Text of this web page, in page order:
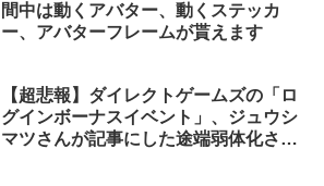
間中は動くアバター、動くステッカ
ー、アバターフレームが貰えます
【超悲報】ダイレクトゲームズの「ロ
グインボーナスイベント」、ジュウシ
マツさんが記事にした途端弱体化され